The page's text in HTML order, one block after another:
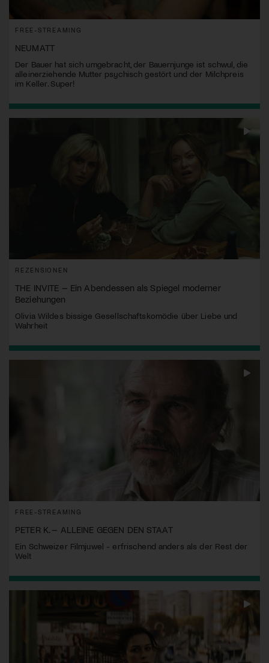
FREE-STREAMING
NEUMATT
Der Bauer hat sich umgebracht, der Bauernjunge ist schwul, die
alleinerziehende Mutter psychisch gestört und der Milchpreis
im Keller. Super!
REZENSIONEN
THE INVITE – Ein Abendessen als Spiegel moderner
Beziehungen
Olivia Wildes bissige Gesellschaftskomödie über Liebe und
Wahrheit
FREE-STREAMING
PETER K. – ALLEINE GEGEN DEN STAAT
Ein Schweizer Filmjuwel - erfrischend anders als der Rest der
Welt